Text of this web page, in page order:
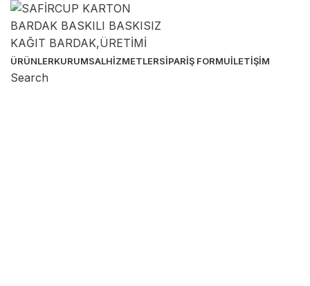
ÜRÜNLERKURUMSALHIZMETLERSIPARIŞ FORMUİLETIŞIM
Search